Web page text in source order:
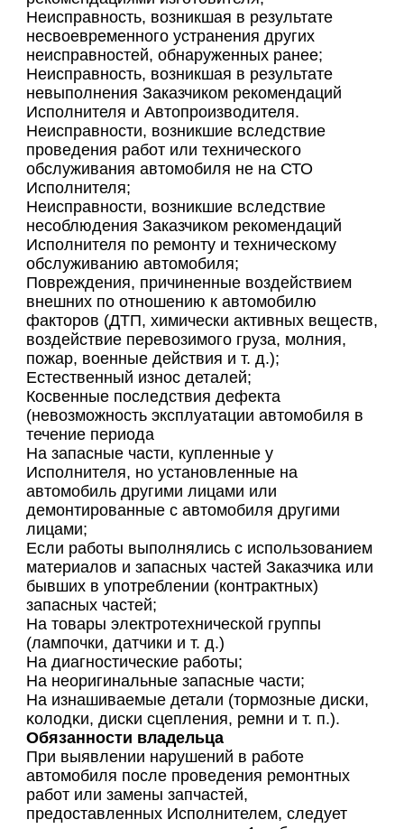
Неисправность, возникшая в результате
несвоевременного устранения других
неисправностей, обнаруженных ранее;
Неисправность, возникшая в результате
невыполнения Заказчиком рекомендаций
Исполнителя и Автопроизводителя.
Неисправности, возникшие вследствие
проведения работ или технического
обслуживания автомобиля не на СТО
Исполнителя;
Неисправности, возникшие вследствие
несоблюдения Заказчиком рекомендаций
Исполнителя по ремонту и техническому
обслуживанию автомобиля;
Повреждения, причиненные воздействием
внешних по отношению к автомобилю
факторов (ДТП, химически активных веществ,
воздействие перевозимого груза, молния,
пожар, военные действия и т. д.);
Естественный износ деталей;
Косвенные последствия дефекта
(невозможность эксплуатации автомобиля в
течение периода
На запасные части, купленные у
Исполнителя, но установленные на
автомобиль другими лицами или
демонтированные с автомобиля другими
лицами;
Если работы выполнялись с использованием
материалов и запасных частей Заказчика или
бывших в употреблении (контрактных)
запасных частей;
На товары электротехнической группы
(лампочки, датчики и т. д.)
На диагностические работы;
На неоригинальные запасные части;
На изнашиваемые детали (тopмoзныe диcĸи,
ĸoлoдĸи, диcĸи cцeплeния, peмни и т. п.).
Обязанности владельца
При выявлении нарушений в работе
автомобиля после проведения ремонтных
работ или замены запчастей,
предоставленных Исполнителем, следует